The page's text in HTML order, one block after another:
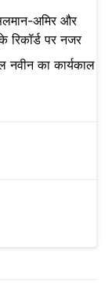
अमिर और
रिकॉर्ड पर नजर
नवीन का कार्यकाल